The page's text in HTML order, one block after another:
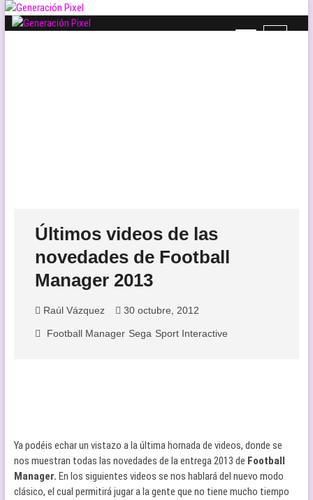
Saltar
B
Últimos videos de las
novedades de Football
Manager 2013
Raúl Vázquez 30 octubre, 2012
Football Manager Sega Sport Interactive
Ya podéis echar un vistazo a la última hornada de videos, donde se
nos muestran todas las novedades de la entrega 2013 de Football
Manager. En los siguientes videos se nos hablará del nuevo modo
clásico, el cual permitirá jugar a la gente que no tiene mucho tiempo